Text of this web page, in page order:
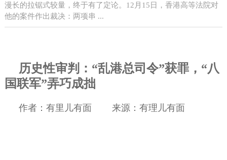
漫长的拉锯式较量，终于有了定论。12月15日，香港高等法院对
他的案件作出裁决：两项串 ...
历史性审判：“乱港总司令”获罪，“八
国联军”弄巧成拙
作者：有里儿有面 来源：有理儿有面